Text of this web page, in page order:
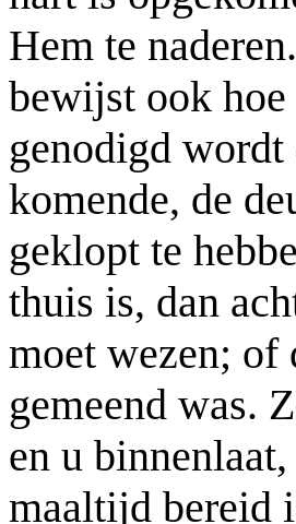
Hem te
bewijst ook
genodigd
komende, de
geklopt te
thuis is, dan
moet wezen; of
gemeend was.
en u
maaltijd bereid